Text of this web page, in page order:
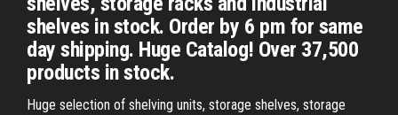
shelves in stock. Order by 6 pm for same
day shipping. Huge Catalog! Over 37,500
products in stock.
Huge selection of shelving units, storage shelves, storage